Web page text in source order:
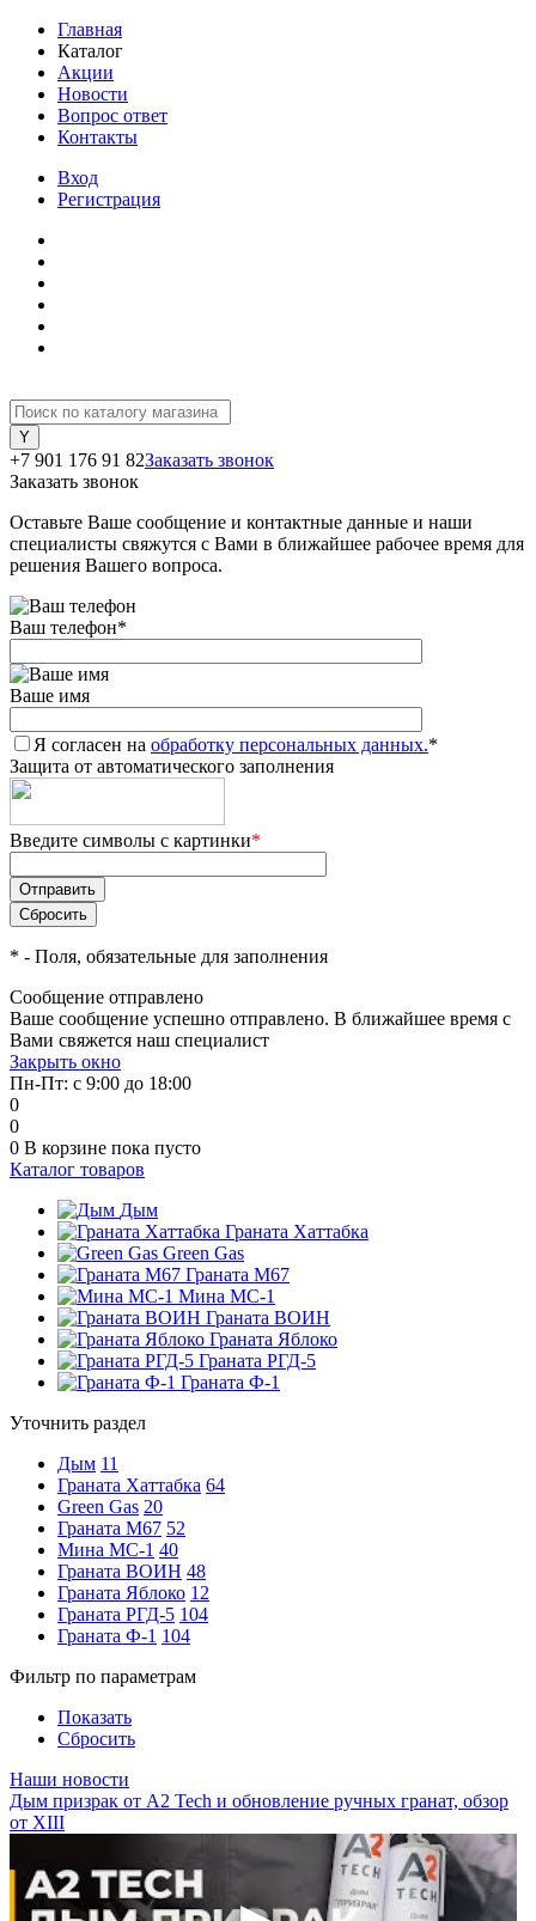
Главная
Каталог
Акции
Новости
Вопрос ответ
Контакты
Вход
Регистрация
+7 901 176 91 82Заказать звонок
Заказать звонок
Оставьте Ваше сообщение и контактные данные и наши
специалисты свяжутся с Вами в ближайшее рабочее время для
решения Вашего вопроса.
Ваш телефон*
Ваше имя
Я согласен на обработку персональных данных.*
Защита от автоматического заполнения
Введите символы с картинки*
* - Поля, обязательные для заполнения
Сообщение отправлено
Ваше сообщение успешно отправлено. В ближайшее время с
Вами свяжется наш специалист
Закрыть окно
Пн-Пт: с 9:00 до 18:00
0
0
0 В корзине пока пусто
Каталог товаров
Дым
Граната Хаттабка
Green Gas
Граната М67
Мина МС-1
Граната ВОИН
Граната Яблоко
Граната РГД-5
Граната Ф-1
Уточнить раздел
Дым 11
Граната Хаттабка 64
Green Gas 20
Граната М67 52
Мина МС-1 40
Граната ВОИН 48
Граната Яблоко 12
Граната РГД-5 104
Граната Ф-1 104
Фильтр по параметрам
Показать
Сбросить
Наши новости
Дым призрак от А2 Tech и обновление ручных гранат, обзор
от XIII